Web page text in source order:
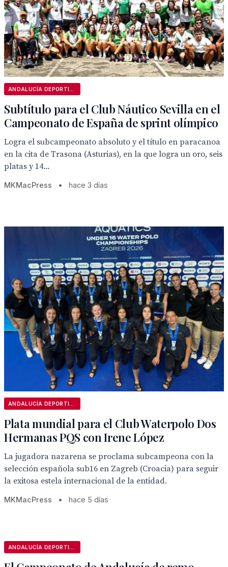
Subtítulo para el Club Náutico Sevilla en el
Campeonato de España de sprint olímpico
Logra el subcampeonato absoluto y el título en paracanoa
en la cita de Trasona (Asturias), en la que logra un oro, seis
platas y 14...
MKMacPress • hace 3 días
Plata mundial para el Club Waterpolo Dos
Hermanas PQS con Irene López
La jugadora nazarena se proclama subcampeona con la
selección española sub16 en Zagreb (Croacia) para seguir
la exitosa estela internacional de la entidad.
MKMacPress • hace 5 días